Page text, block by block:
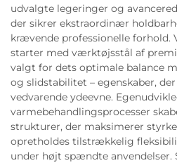
udvalgte legeringer og
der sikrer ekstraordinær
krævende professionelle
starter med værktøjsstål af
valgt for dets optimale balance
og slidstabilitet – egenskaber,
vedvarende ydeevne.
varmebehandlingsprocesser
strukturer, der maksimerer
opretholdes tilstrækkelig
under højt spændte anvendelser.